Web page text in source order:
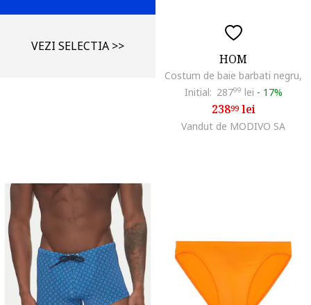
VEZI SELECTIA >>
HOM
Costum de baie barbati negru,
Initial: 28799 lei - 17%
23899lei
Vandut de MODIVO SA